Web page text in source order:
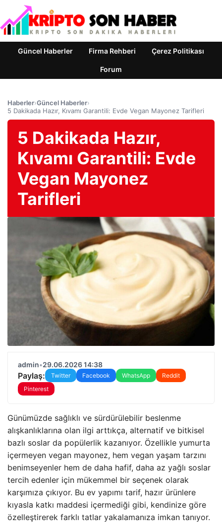
Güncel Haberler Firma Rehberi Çerez Politikası
Forum
Haberler›Güncel Haberler›
5 Dakikada Hazır, Kıvamı Garantili: Evde Vegan Mayonez Tarifleri
5 Dakikada Hazır,
Kıvamı Garantili: Evde
Vegan Mayonez
Tarifleri
admin•29.06.2026 14:38
Paylaş: Twitter Facebook WhatsApp
Reddit
Pinterest
Günümüzde sağlıklı ve sürdürülebilir beslenme
alışkanlıklarına olan ilgi arttıkça, alternatif ve bitkisel
bazlı soslar da popülerlik kazanıyor. Özellikle yumurta
içermeyen vegan mayonez, hem vegan yaşam tarzını
benimseyenler hem de daha hafif, daha az yağlı soslar
tercih edenler için mükemmel bir seçenek olarak
karşımıza çıkıyor. Bu ev yapımı tarif, hazır ürünlere
kıyasla katkı maddesi içermediği gibi, kendinize göre
özelleştirerek farklı tatlar yakalamanıza imkan tanıyor.